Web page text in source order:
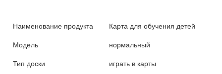
Наименование продукта Карта для обучения детей
Модель нормальный
Тип доски играть в карты